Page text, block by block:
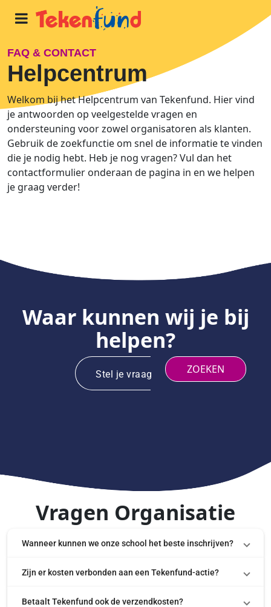
Home
Zo werkt het
Inspiratie
Over ons
ACTIE
FAQ & CONTACT
Helpcentrum
Welkom bij het Helpcentrum van Tekenfund. Hier vind
je antwoorden op veelgestelde vragen en
ondersteuning voor zowel organisatoren als klanten.
Gebruik de zoekfunctie om snel de informatie te vinden
die je nodig hebt. Heb je nog vragen? Vul dan het
contactformulier onderaan de pagina in en we helpen
je graag verder!
Waar kunnen wij je bij
helpen?
Stel je vraag ZOEKEN
Vragen Organisatie
Wanneer kunnen we onze school het beste inschrijven?
Zijn er kosten verbonden aan een Tekenfund-actie?
Betaalt Tekenfund ook de verzendkosten?